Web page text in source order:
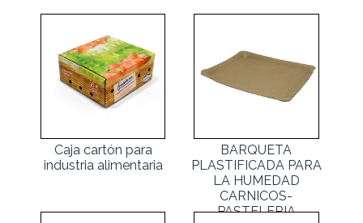
Caja cartón para
industria alimentaria
BARQUETA
PLASTIFICADA PARA
LA HUMEDAD
CARNICOS-
PASTELERIA